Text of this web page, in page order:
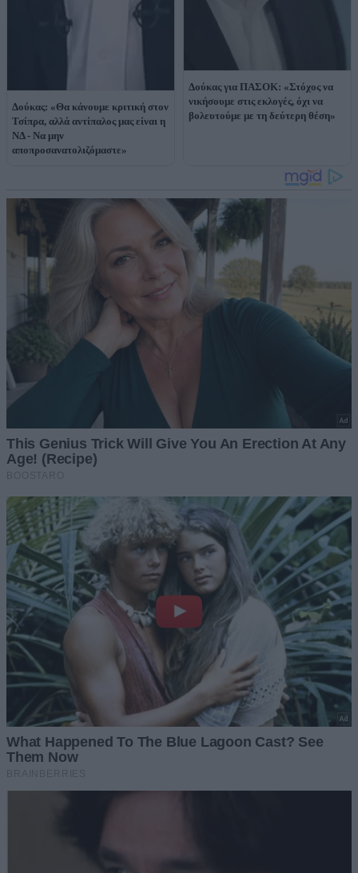
Δούκας: «Θα κάνουμε κριτική στον
Τσίπρα, αλλά αντίπαλος μας είναι η
ΝΔ - Να μην
αποπροσανατολιζόμαστε»
Δούκας για ΠΑΣΟΚ: «Στόχος να
νικήσουμε στις εκλογές, όχι να
βολευτούμε με τη δεύτερη θέση»